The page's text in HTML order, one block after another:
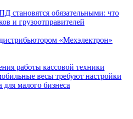
становятся обязательными: что
и грузоотправителей
«Мехэлектрон»
работы кассовой техники
весы требуют настройки
малого бизнеса